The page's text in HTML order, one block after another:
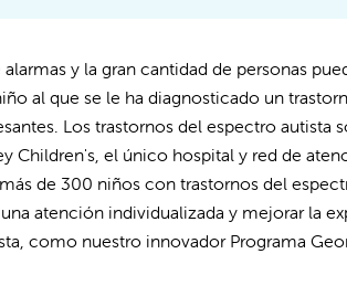
y la gran cantidad de personas
al que se le ha diagnosticado un
Los trastornos del espectro autista
Children's, el único hospital y red de
de 300 niños con trastornos del
atención individualizada y mejorar la
como nuestro innovador Programa